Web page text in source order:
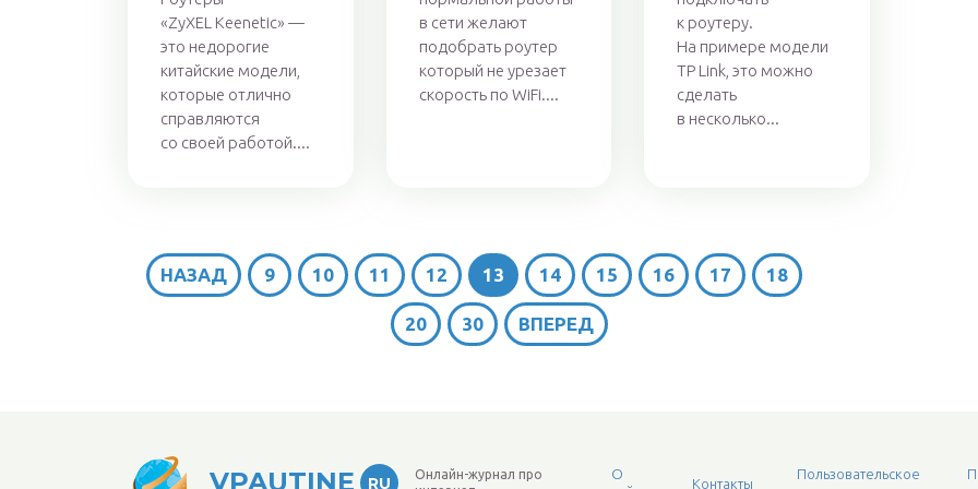
«ZyXEL Keenetic» —
это недорогие
китайские модели,
которые отлично
справляются
со своей работой....
в сети желают
подобрать роутер
который не урезает
скорость по WiFi....
к роутеру.
На примере модели
TP Link, это можно
сделать
в несколько...
НАЗАД 9 10 11 12 13 14 15 16 17 18
20 30 ВПЕРЕД
VPAUTINE RU
Онлайн-журнал про
О
Контакты
Пользовательское